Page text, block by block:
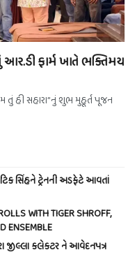
આર.ડી ફાર્મ ખાતે ભક્તિમય
તું હી સહારા”નું શુભ મુહૂર્ત પૂજન
સિંહને ટ્રેનની અડફેટે આવતાં
WITH TIGER SHROFF,
ENSEMBLE
જીલ્લા કલેકટર ને આવેદનપત્ર